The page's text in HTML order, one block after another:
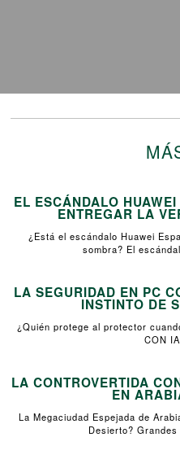
EL ESCÁNDALO
ENTREGAR LA
¿Está el escándalo Huawei
sombra? El
LA SEGURIDAD EN PC
INSTINTO DE
¿Quién protege al protector
CON
LA CONTROVERTIDA
EN
La Megaciudad Espejada de
Desierto?